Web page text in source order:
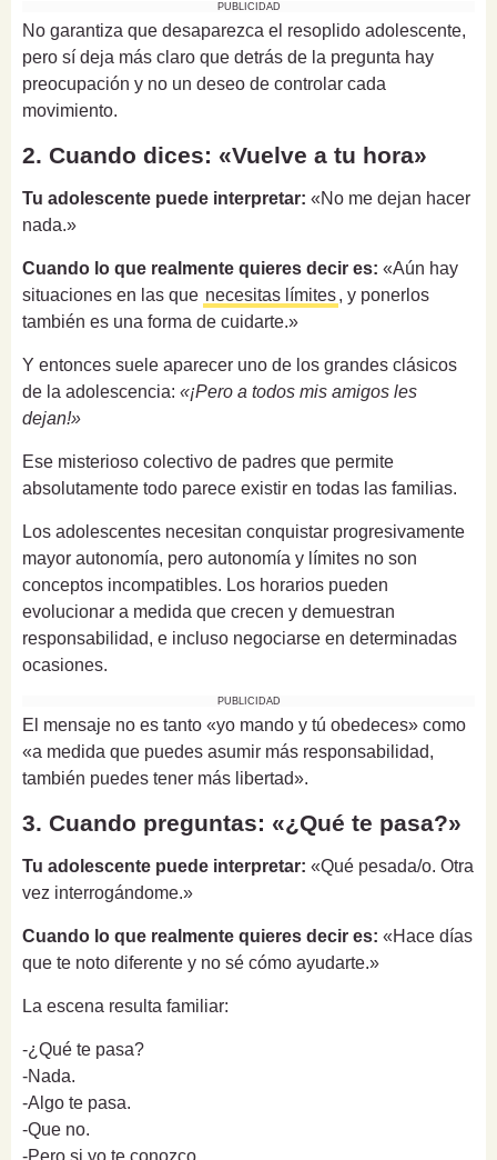
PUBLICIDAD
No garantiza que desaparezca el resoplido adolescente,
pero sí deja más claro que detrás de la pregunta hay
preocupación y no un deseo de controlar cada
movimiento.
2. Cuando dices: «Vuelve a tu hora»
Tu adolescente puede interpretar: «No me dejan hacer
nada.»
Cuando lo que realmente quieres decir es: «Aún hay
situaciones en las que necesitas límites, y ponerlos
también es una forma de cuidarte.»
Y entonces suele aparecer uno de los grandes clásicos
de la adolescencia: «¡Pero a todos mis amigos les
dejan!»
Ese misterioso colectivo de padres que permite
absolutamente todo parece existir en todas las familias.
Los adolescentes necesitan conquistar progresivamente
mayor autonomía, pero autonomía y límites no son
conceptos incompatibles. Los horarios pueden
evolucionar a medida que crecen y demuestran
responsabilidad, e incluso negociarse en determinadas
ocasiones.
PUBLICIDAD
El mensaje no es tanto «yo mando y tú obedeces» como
«a medida que puedes asumir más responsabilidad,
también puedes tener más libertad».
3. Cuando preguntas: «¿Qué te pasa?»
Tu adolescente puede interpretar: «Qué pesada/o. Otra
vez interrogándome.»
Cuando lo que realmente quieres decir es: «Hace días
que te noto diferente y no sé cómo ayudarte.»
La escena resulta familiar:
-¿Qué te pasa?
-Nada.
-Algo te pasa.
-Que no.